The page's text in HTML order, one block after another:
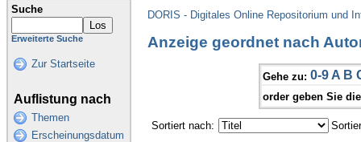
Suche
Erweiterte Suche
Zur Startseite
Auflistung nach
Themen
Erscheinungsdatum
DORIS - Digitales Online Repositorium und
Anzeige geordnet nach
Gehe zu: 0-9 A B
order geben Sie
Sortiert nach: